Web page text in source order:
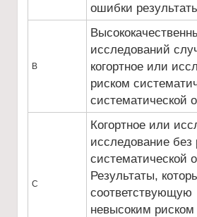
ошибки
В
исследований
когортное или
риском
систематической
С
Когортное или
исследование
систематической
Результаты,
невысоким